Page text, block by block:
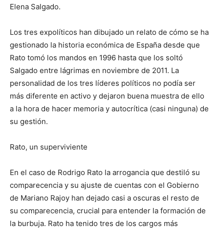
Elena Salgado.
Los tres expolíticos han dibujado un relato de cómo se ha
gestionado la historia económica de España desde que
Rato tomó los mandos en 1996 hasta que los soltó
Salgado entre lágrimas en noviembre de 2011. La
personalidad de los tres líderes políticos no podía ser
más diferente en activo y dejaron buena muestra de ello
a la hora de hacer memoria y autocrítica (casi ninguna) de
su gestión.
Rato, un superviviente
En el caso de Rodrigo Rato la arrogancia que destiló su
comparecencia y su ajuste de cuentas con el Gobierno
de Mariano Rajoy han dejado casi a oscuras el resto de
su comparecencia, crucial para entender la formación de
la burbuja. Rato ha tenido tres de los cargos más